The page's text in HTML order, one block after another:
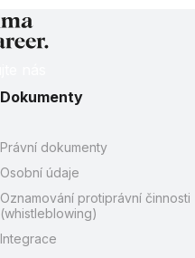
Dokumenty
Právní dokumenty
Osobní údaje
Oznamování protiprávní činnosti
(whistleblowing)
Integrace